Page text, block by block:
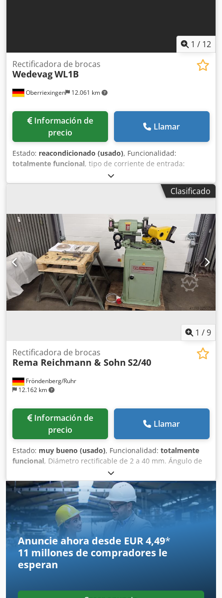
1 / 12
Oberriexingen 12.061 km
Rectificadora de brocas
WedevagWL1B
Información de
precio
Llamar
Estado: reacondicionado (usado), Funcionalidad:
totalmente funcional, tipo de corriente de entrada:
, año de la última revisión:
brocas adecuada para afilar/biselar brocas helicoidales,
avellanadores, etc., con 2, 3 o 4 filos y diámetros de 5 a 75
técnicamente, piezas de desgaste renovadas, husillo de
rectificado nuevo, repintada. Dispone de avance
automático con desconexión al final de carrera.
Dkodpfxjydc Hte Af Tor Accesorios: - Manguitos reductores
MK5/MK4/MK3/MK2/MK1, incluyendo nuevo portabrocas
de sujeción rápida para diámetros pequeños - Diamante
de aderezo - Manual de instrucciones - Herramienta
extractora para MK5 a MK1 - Sistema de refrigeración,
nuevo con nueva bomba de refrigerante - Lámpara LED
para máquina, nueva La máquina puede ser probada en
Clasificado
1 /9
Fröndenberg/Ruhr
12.162 km
Rectificadora de brocas
Rema Reichmann & Sohn S2/40
Información de
precio
Llamar
Estado: muy bueno (usado), Funcionalidad: totalmente
funcional, Diámetro rectificable de 2 a 40 mm. Ángulo de
punta mínimo y máximo: 40–180°. Para herramientas de
corte a derecha e izquierda, de 1 a 12 filos. Para el afilado
de brocas helicoidales, brocas escalonadas y machos de
roscar. Incluye un amplio equipamiento adicional y un
manual para la máquina. Dodpozr N Rasfx Af Tjkr
Anuncie ahora desde EUR 4,49*
11 millones de compradores le
esperan